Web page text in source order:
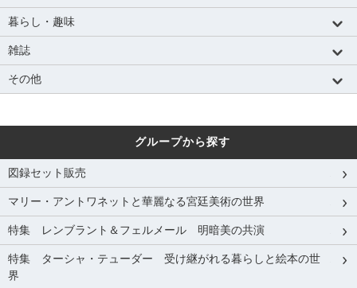
暮らし・趣味
雑誌
その他
グループから探す
図録セット販売
マリー・アントワネットと華麗なる宮廷美術の世界
特集 レンブラント＆フェルメール 明暗美の共演
特集 ターシャ・テューダー 受け継がれる暮らしと絵本の世
界